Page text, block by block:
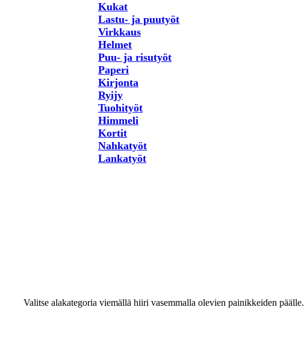
Kukat
Lastu- ja puutyöt
Virkkaus
Helmet
Puu- ja risutyöt
Paperi
Kirjonta
Ryijy
Tuohityöt
Himmeli
Kortit
Nahkatyöt
Lankatyöt
Valitse alakategoria viemällä hiiri vasemmalla olevien painikkeiden päälle.